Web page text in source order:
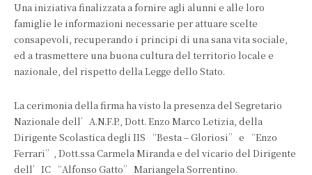
Una iniziativa finalizzata a fornire agli alunni e alle loro
famiglie le informazioni necessarie per attuare scelte
consapevoli, recuperando i principi di una sana vita sociale,
ed a trasmettere una buona cultura del territorio locale e
nazionale, del rispetto della Legge dello Stato.
La cerimonia della firma ha visto la presenza del Segretario
Nazionale dell’A.N.F.P., Dott. Enzo Marco Letizia, della
Dirigente Scolastica degli IIS “Besta – Gloriosi” e “Enzo
Ferrari”, Dott.ssa Carmela Miranda e del vicario del Dirigente
dell’IC “Alfonso Gatto” Mariangela Sorrentino.